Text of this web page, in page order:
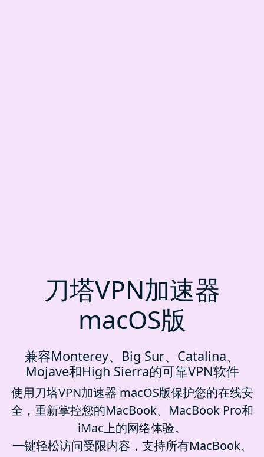
刀塔VPN加速器
macOS版
兼容Monterey、Big Sur、Catalina、
Mojave和High Sierra的可靠VPN软件
使用刀塔VPN加速器 macOS版保护您的在线安
全，重新掌控您的MacBook、MacBook Pro和
iMac上的网络体验。
一键轻松访问受限内容，支持所有MacBook、